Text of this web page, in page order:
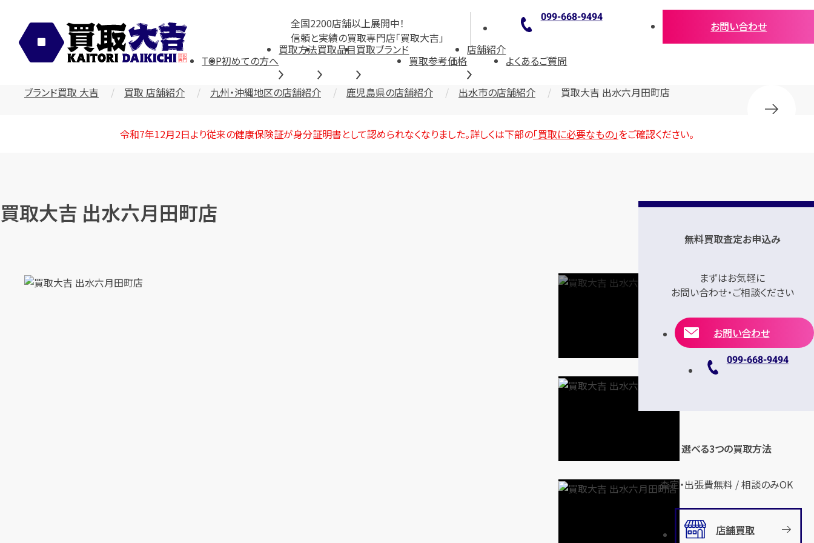
全国2200店舗以上展開中！
信頼と実績の買取専門店「買取大吉」
099-668-9494
お問い合わせ
TOP初めての方へ
買取方法買取品目買取ブランド
買取参考価格
店舗紹介
よくあるご質問
ブランド買取 大吉 買取 店舗紹介 九州・沖縄地区の店舗紹介 鹿児島県の店舗紹介 出水市の店舗紹介 買取大吉 出水六月田町店
令和7年12月2日より従来の健康保険証が身分証明書として認められなくなりました。詳しくは下部の「買取に必要なもの」をご確認ください。
買取大吉 出水六月田町店
無料買取査定お申込み
まずはお気軽に
お問い合わせ・ご相談ください
お問い合わせ
099-668-9494
選べる3つの買取方法
査定・出張費無料 / 相談のみOK
店舗買取